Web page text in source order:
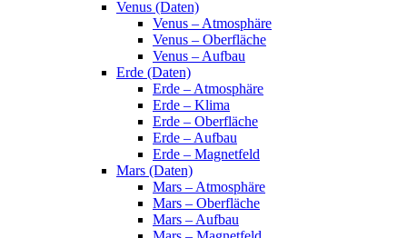
Venus (Daten)
Venus – Atmosphäre
Venus – Oberfläche
Venus – Aufbau
Erde (Daten)
Erde – Atmosphäre
Erde – Klima
Erde – Oberfläche
Erde – Aufbau
Erde – Magnetfeld
Mars (Daten)
Mars – Atmosphäre
Mars – Oberfläche
Mars – Aufbau